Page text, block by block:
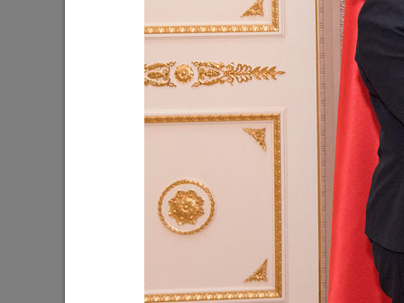
Сабирова «Urman. Мифическая
Ташы»
12/02/2025
Ильсур Метшин: «Эти светлые
праздники символизируют
Жители
и